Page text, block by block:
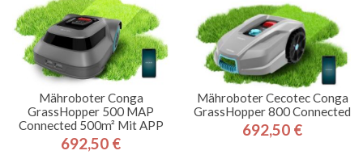
Mähroboter Conga
GrassHopper 500 MAP
Connected 500m² Mit APP
Preis
692,50 €
Mähroboter Cecotec Conga
GrassHopper 800 Connected
Preis
692,50 €